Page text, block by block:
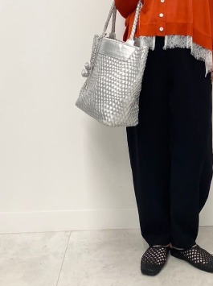
スタイリング
ブランド一覧